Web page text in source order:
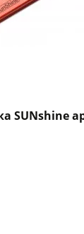
SUNshine